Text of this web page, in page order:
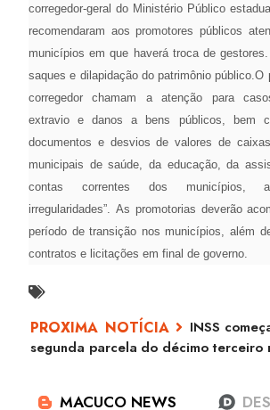
corregedor-geral do Ministério Público
recomendaram aos promotores públicos
municípios em que haverá troca de
saques e dilapidação do patrimônio público.O
corregedor chamam a atenção para
extravio e danos a bens públicos, bem
documentos e desvios de valores de
municipais de saúde, da educação, da
contas correntes dos municípios,
irregularidades”. As promotorias deverão
período de transição nos municípios, além
contratos e licitações em final de governo.
INSS
segunda parcela do décimo terceiro